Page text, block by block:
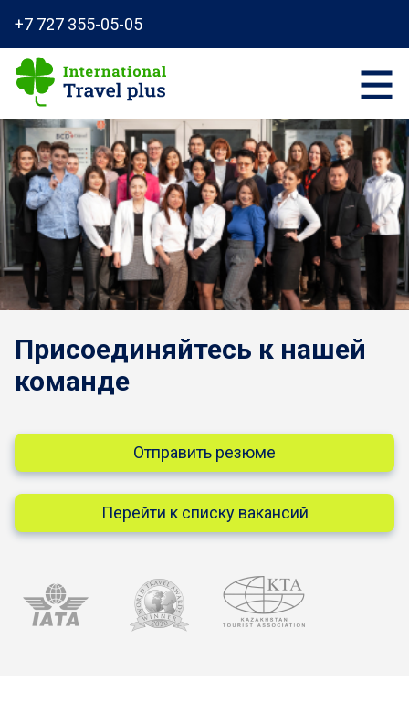
+7 727 355-05-05
Присоединяйтесь к нашей
команде
Отправить резюме
Перейти к списку вакансий